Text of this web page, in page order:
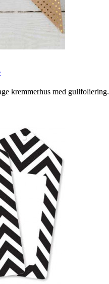
kremmerhus med gullfoliering.